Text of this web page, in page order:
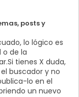
posts y
lo lógico es
o de la
tienes X duda,
buscador y no
lo en el
un nuevo